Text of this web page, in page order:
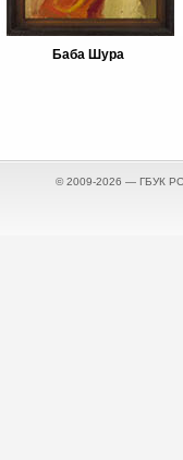
Баба Шура
© 2009-2026 — ГБУК РО